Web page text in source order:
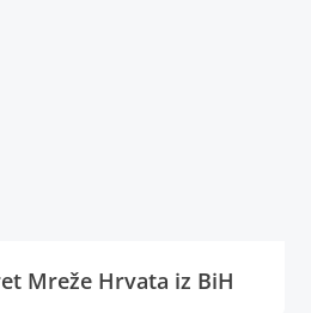
Mreže Hrvata iz BiH